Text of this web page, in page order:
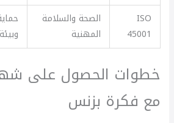
ISO
45001
الصحة والسلامة
المهنية
خطوات الحصول على
مع فكرة بزنس